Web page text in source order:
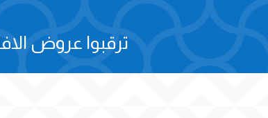
ترقبوا عروض